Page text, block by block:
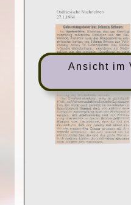
Ansicht im